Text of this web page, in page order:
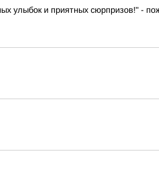
улыбок и приятных сюрпризов!" -